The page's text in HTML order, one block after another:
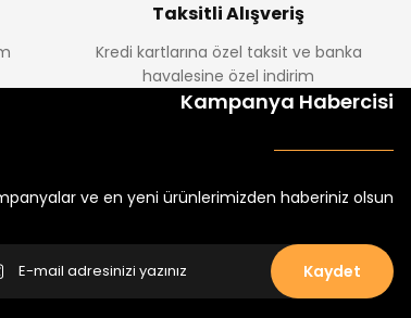
%22
Koren Kız Çocuk ve Bebek Tayt
Taksitli Alışveriş
Kredi kartlarına özel taksit ve banka
havalesine özel indirim
Kampanya Habercisi
ve en yeni ürünlerimizden haberiniz olsun
Kaydet